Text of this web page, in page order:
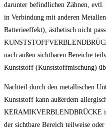
darunter befindlichen Zähnen, evtl.
in Verbindung mit anderen
Batterieeffekt), ästhetisch nicht
nach außen sichtbaren Bereiche
Kunststoff (Kunststoffmischung)
Nachteil durch den metallischen
Kunststoff kann außerdem
KERAMIKVERBLENDBRÜCKE
der sichtbare Bereich teilweise